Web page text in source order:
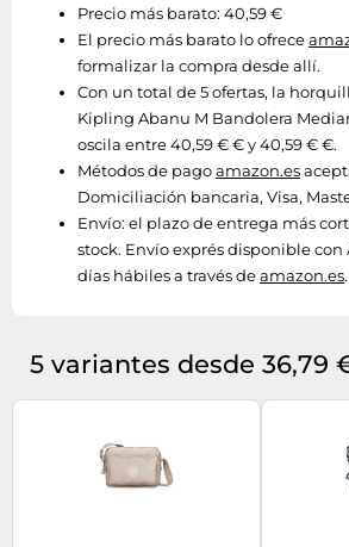
Precio más barato: 40,59 €
El precio más barato lo ofrece
formalizar la compra desde allí.
Con un total de 5 ofertas, la
Kipling Abanu M Bandolera
oscila entre 40,59 € € y 40,59 € €.
Métodos de pagoamazon.es
Domiciliación bancaria, Visa,
Envío: el plazo de entrega más
stock. Envío exprés disponible
días hábiles a través deamazon.es.
5 variantes desde 36,79